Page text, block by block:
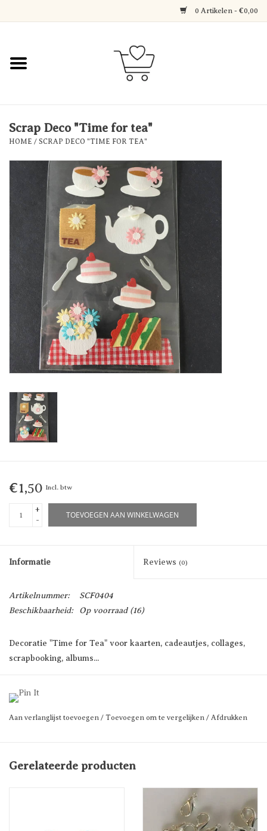
0 Artikelen - €0,00
Home
Decoratie
Over Axelle & Din Hobby
Scrap Deco "Time for tea"
HOME / SCRAP DECO "TIME FOR TEA"
€1,50 Incl. btw
+
-
TOEVOEGEN AAN WINKELWAGEN
Informatie Reviews (0)
Artikelnummer:
SCF0404
Beschikbaarheid:
Op voorraad(16)
Decoratie "Time for Tea" voor kaarten, cadeautjes, collages,
scrapbooking, albums...
Aan verlanglijst toevoegen / Toevoegen om te vergelijken / Afdrukken
Gerelateerde producten